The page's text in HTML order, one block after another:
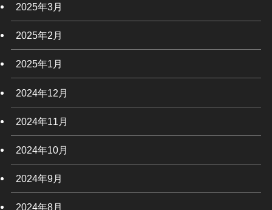
2025年3月
2025年2月
2025年1月
2024年12月
2024年11月
2024年10月
2024年9月
2024年8月